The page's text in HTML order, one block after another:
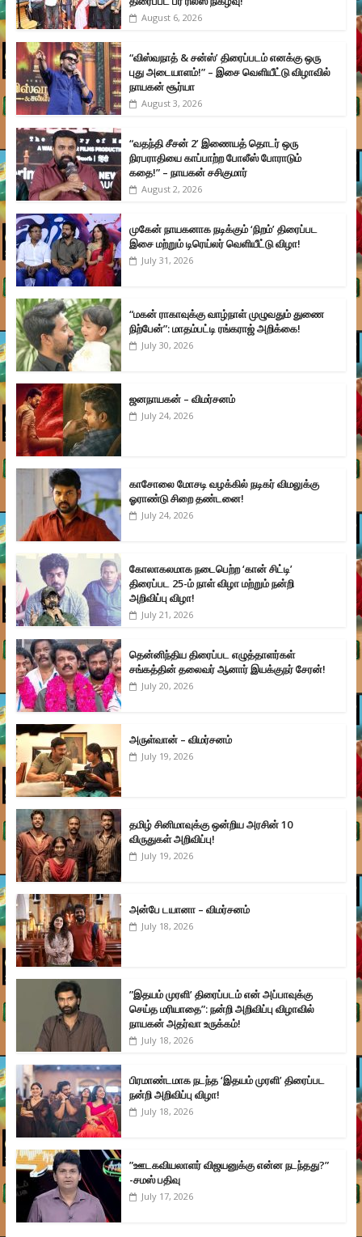
August 6, 2026
“விஸ்வநாத் & சன்ஸ்’ திரைப்படம் எனக்கு ஒரு
புது அடையாளம்!” – இசை வெளியீட்டு விழாவில்
நாயகன் சூர்யா
August 3, 2026
“வதந்தி சீசன் 2’ இணையத் தொடர் ஒரு
நிரபராதியை காப்பாற்ற போலீஸ் போராடும்
கதை!” – நாயகன் சசிகுமார்
August 2, 2026
முகேன் நாயகனாக நடிக்கும் ‘நிறம்’ திரைப்பட
இசை மற்றும் டிரெய்லர் வெளியீட்டு விழா!
July 31, 2026
“மகன் ராகாவுக்கு வாழ்நாள் முழுவதும் துணை
நிற்பேன்”: மாதம்பட்டி ரங்கராஜ் அறிக்கை!
July 30, 2026
ஜனநாயகன் – விமர்சனம்
July 24, 2026
காசோலை மோசடி வழக்கில் நடிகர் விமலுக்கு
ஓராண்டு சிறை தண்டனை!
July 24, 2026
கோலாகலமாக நடைபெற்ற ‘கான் சிட்டி’
திரைப்பட 25-ம் நாள் விழா மற்றும் நன்றி
அறிவிப்பு விழா!
July 21, 2026
தென்னிந்திய திரைப்பட எழுத்தாளர்கள்
சங்கத்தின் தலைவர் ஆனார் இயக்குநர் சேரன்!
July 20, 2026
அருள்வான் – விமர்சனம்
July 19, 2026
தமிழ் சினிமாவுக்கு ஒன்றிய அரசின் 10
விருதுகள் அறிவிப்பு!
July 19, 2026
அன்பே டயானா – விமர்சனம்
July 18, 2026
”இதயம் முரளி’ திரைப்படம் என் அப்பாவுக்கு
செய்த மரியாதை”: நன்றி அறிவிப்பு விழாவில்
நாயகன் அதர்வா உருக்கம்!
July 18, 2026
பிரமாண்டமாக நடந்த ‘இதயம் முரளி’ திரைப்பட
நன்றி அறிவிப்பு விழா!
July 18, 2026
”ஊடகவியலாளர் விஜயனுக்கு என்ன நடந்தது?”
-சமஸ் பதிவு
July 17, 2026